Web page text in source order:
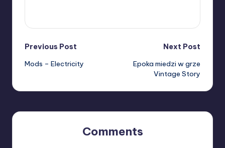
Post
navigation
Previous Post
Mods – Electricity
Next Post
Epoka miedzi w grze
Vintage Story
Comments